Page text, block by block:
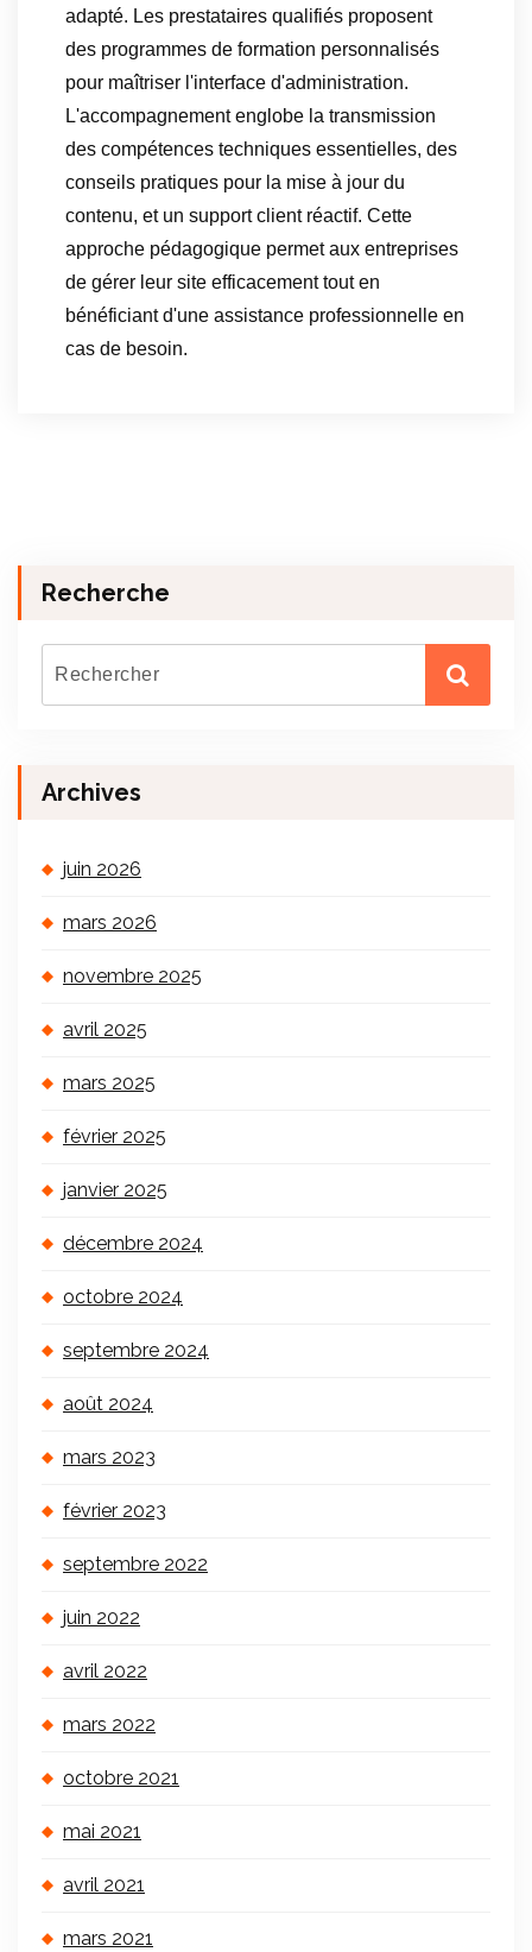
adapté. Les prestataires qualifiés proposent
des programmes de formation personnalisés
pour maîtriser l'interface d'administration.
L'accompagnement englobe la transmission
des compétences techniques essentielles, des
conseils pratiques pour la mise à jour du
contenu, et un support client réactif. Cette
approche pédagogique permet aux entreprises
de gérer leur site efficacement tout en
bénéficiant d'une assistance professionnelle en
cas de besoin.
Recherche
Archives
juin 2026
mars 2026
novembre 2025
avril 2025
mars 2025
février 2025
janvier 2025
décembre 2024
octobre 2024
septembre 2024
août 2024
mars 2023
février 2023
septembre 2022
juin 2022
avril 2022
mars 2022
octobre 2021
mai 2021
avril 2021
mars 2021